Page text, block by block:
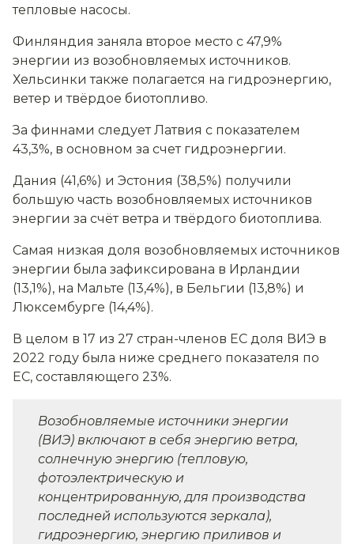
тепловые насосы.
Финляндия заняла второе место с 47,9%
энергии из возобновляемых источников.
Хельсинки также полагается на гидроэнергию,
ветер и твёрдое биотопливо.
За финнами следует Латвия с показателем
43,3%, в основном за счет гидроэнергии.
Дания (41,6%) и Эстония (38,5%) получили
большую часть возобновляемых источников
энергии за счёт ветра и твёрдого биотоплива.
Самая низкая доля возобновляемых источников
энергии была зафиксирована в Ирландии
(13,1%), на Мальте (13,4%), в Бельгии (13,8%) и
Люксембурге (14,4%).
В целом в 17 из 27 стран-членов ЕС доля ВИЭ в
2022 году была ниже среднего показателя по
ЕС, составляющего 23%.
Возобновляемые источники энергии
(ВИЭ) включают в себя энергию ветра,
солнечную энергию (тепловую,
фотоэлектрическую и
концентрированную, для производства
последней используются зеркала),
гидроэнергию, энергию приливов и